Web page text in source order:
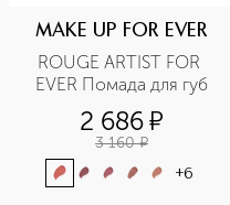
MAKE UP FOR EVER
ROUGE ARTIST FOR
EVER Помада для губ
2 686¤
3 160 ¤
+6